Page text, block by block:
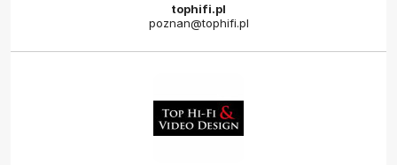
tophifi.pl
poznan@tophifi.pl